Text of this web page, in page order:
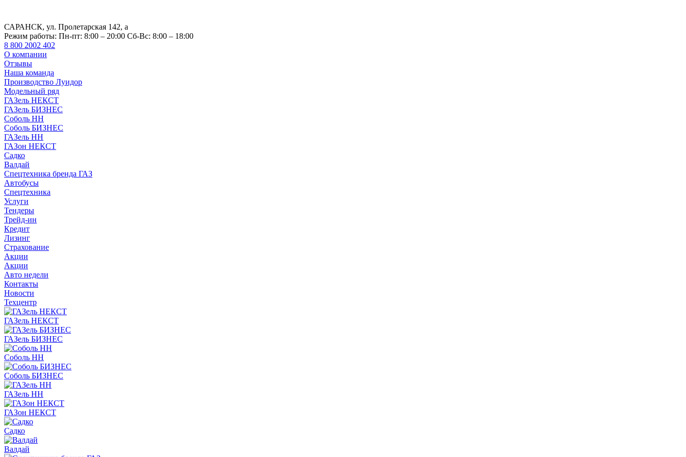
САРАНСК, ул. Пролетарская 142, а
Режим работы: Пн-пт: 8:00 – 20:00 Сб-Вс: 8:00 – 18:00
8 800 2002 402
О компании
Отзывы
Наша команда
Производство Луидор
Модельный ряд
ГАЗель НЕКСТ
ГАЗель БИЗНЕС
Соболь НН
Соболь БИЗНЕС
ГАЗель НН
ГАЗон НЕКСТ
Садко
Валдай
Спецтехника бренда ГАЗ
Автобусы
Спецтехника
Услуги
Тендеры
Трейд-ин
Кредит
Лизинг
Страхование
Акции
Акции
Авто недели
Контакты
Новости
Техцентр
ГАЗель НЕКСТ
ГАЗель БИЗНЕС
Соболь НН
Соболь БИЗНЕС
ГАЗель НН
ГАЗон НЕКСТ
Садко
Валдай